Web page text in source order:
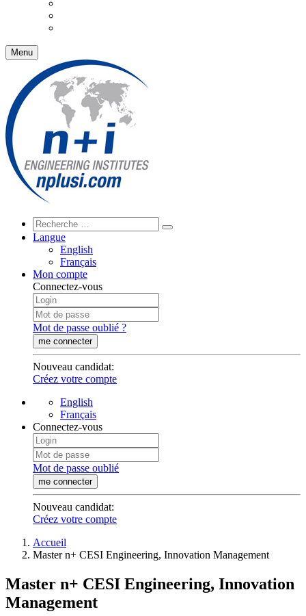
Menu
Langue
English
Français
Mon compte
Connectez-vous
Mot de passe oublié ?
me connecter
Nouveau candidat:
Créez votre compte
English
Français
Connectez-vous
Mot de passe oublié
me connecter
Nouveau candidat:
Créez votre compte
Accueil
Master n+ CESI Engineering, Innovation Management
Master n+ CESI Engineering, Innovation
Management